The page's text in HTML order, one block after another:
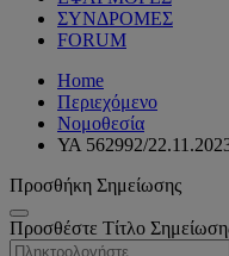
ΣΥΝΔΡΟΜΕΣ
FORUM
Home
Περιεχόμενο
Νομοθεσία
ΥΑ 562992/
Προσθήκη Σημείωσης
Προσθέστε Τίτλο